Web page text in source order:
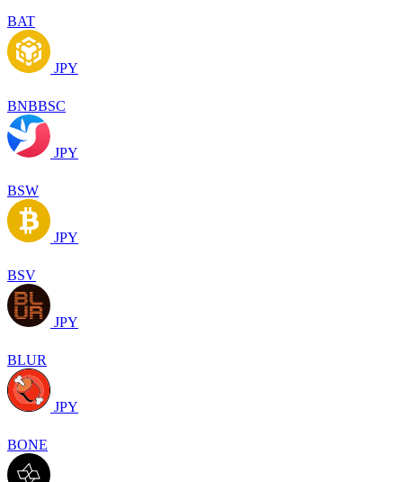
BAT
JPY
BNBBSC
JPY
BSW
JPY
BSV
JPY
BLUR
JPY
BONE